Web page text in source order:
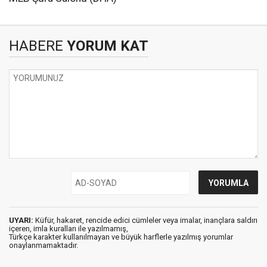
HABERE YORUM KAT
UYARI: Küfür, hakaret, rencide edici cümleler veya imalar, inançlara saldırı
içeren, imla kuralları ile yazılmamış,
Türkçe karakter kullanılmayan ve büyük harflerle yazılmış yorumlar
onaylanmamaktadır.